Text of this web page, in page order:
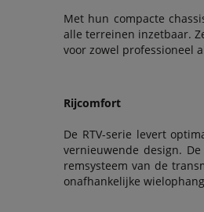
Met hun compacte
alle terreinen inzetbaar.
voor zowel professioneel
Rijcomfort
De RTV-serie levert
vernieuwende design.
remsysteem van de
onafhankelijke